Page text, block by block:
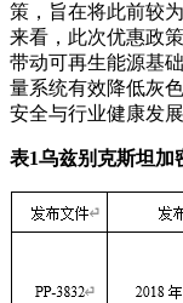
策，旨在将此前较
来看，此次优惠政
带动可再生能源基
量系统有效降低灰
安全与行业健康发
表1乌兹别克斯坦加